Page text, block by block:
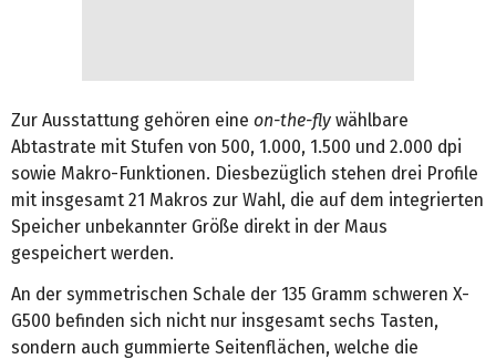
Zur Ausstattung gehören eine on-the-fly wählbare
Abtastrate mit Stufen von 500, 1.000, 1.500 und 2.000 dpi
sowie Makro-Funktionen. Diesbezüglich stehen drei Profile
mit insgesamt 21 Makros zur Wahl, die auf dem integrierten
Speicher unbekannter Größe direkt in der Maus
gespeichert werden.
An der symmetrischen Schale der 135 Gramm schweren X-
G500 befinden sich nicht nur insgesamt sechs Tasten,
sondern auch gummierte Seitenflächen, welche die